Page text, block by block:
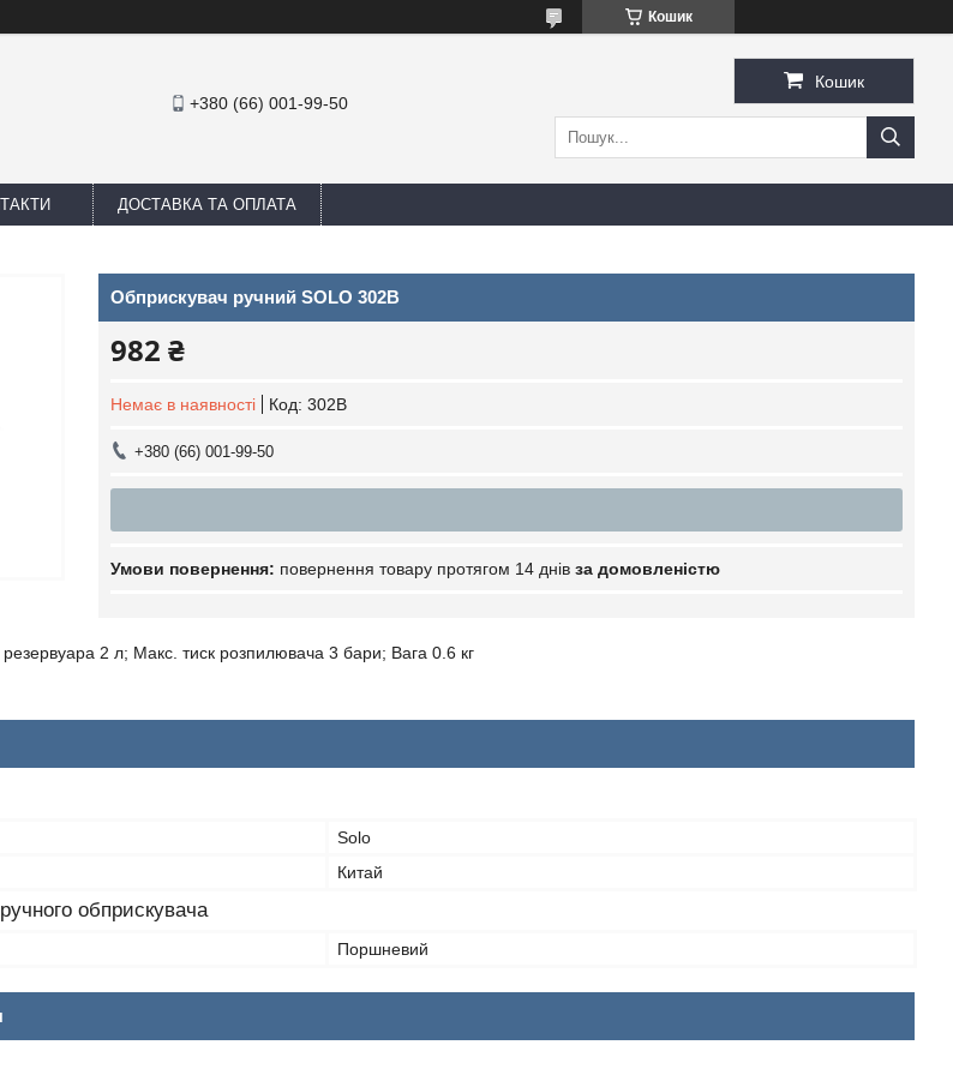
Кошик
+380 (66) 001-99-50
Кошик
ДОСТАВКА ТА ОПЛАТА
Обприскувач ручний SOLO 302B
982 ₴
Немає в наявності Код: 302B
+380 (66) 001-99-50
повернення товару протягом 14 днів за домовленістю
2 л; Макс. тиск розпилювача 3 бари; Вага 0.6 кг
Solo
Китай
обприскувача
Поршневий